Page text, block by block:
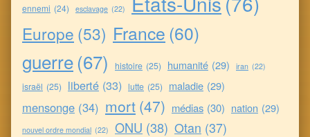
ennemi (24) esclavage (22)
Europe (53) France (60)
guerre(67) histoire (25) humanité (29) iran (22)
israël (25) liberté (33) lutte (25) maladie (29)
mensonge (34) mort (47) médias (30) nation (29)
nouvel ordre mondial (22) ONU (38) Otan (37)